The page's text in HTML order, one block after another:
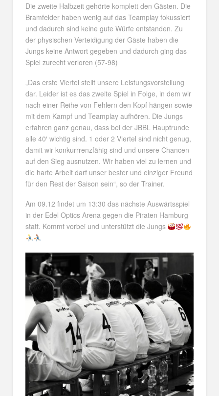
Die zweite Halbzeit gehörte komplett den Gästen. Die
Bramfelder haben wenig auf das Teamplay fokussiert
und dadurch sind keine gute Würfe entstanden. Zu
der physischen Verteidigung der Gäste haben die
Jungs keine Antwort gegeben und dadurch ging das
Spiel zurecht verloren (57-98)
„Das erste Viertel stellt unsere Leistungsvorstellung
dar. Leider ist es das zweite Spiel in Folge, in dem wir
nach einer Reihe von Fehlern den Kopf hängen sowie
mit dem Kampf und Teamplay aufhören. Die Jungs
erfahren ganz genau, dass bei der JBBL Hauptrunde
alle 40′ wichtig sind. 1 oder 2 Viertel sind nicht genug,
damit wir konkurrrenzfähig sind und unsere Chancen
auf den Sieg ausnutzen. Wir haben viel zu lernen und
die harte Arbeit darf unser bester und einziger Freund
für den Rest der Saison sein“, so der Trainer.
Am 09.12 findet um 13:30 das nächste Auswärtsspiel
in der Edel Optics Arena gegen die Piraten Hamburg
statt. Kommt vorbei und unterstützt die Jungs